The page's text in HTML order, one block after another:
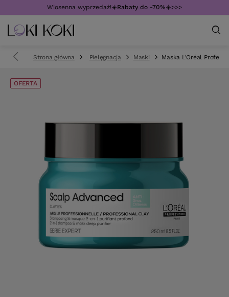
Wiosenna wyprzedaż!☀️Rabaty do -70%☀️>>>
Strona główna Pielęgnacja Maski Maska L'Oréal
OFERTA